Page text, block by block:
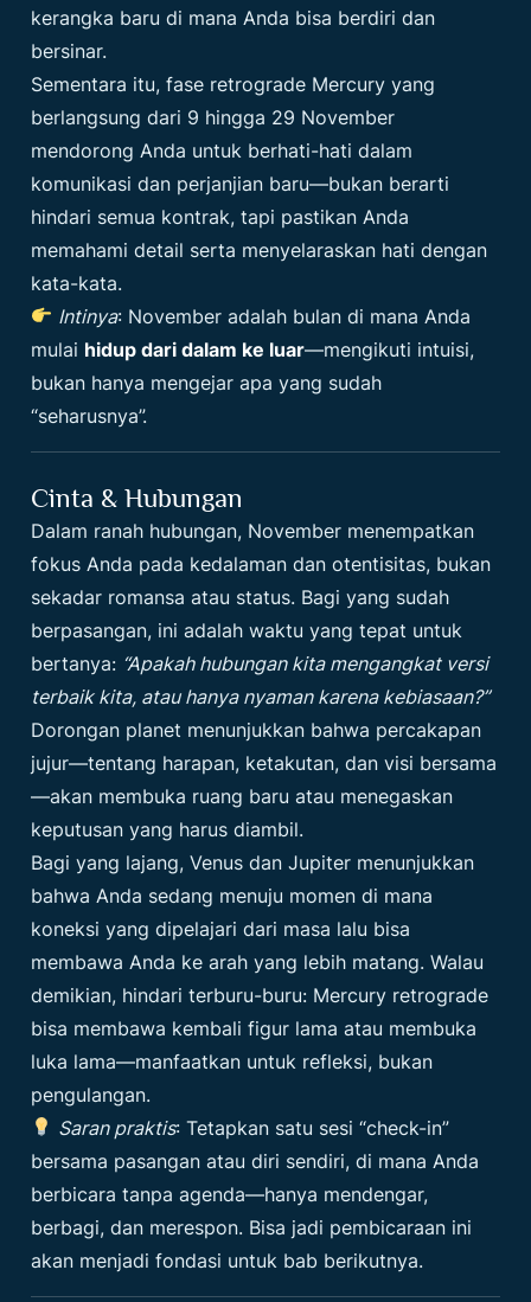
kerangka baru di mana Anda bisa berdiri dan
bersinar.
Sementara itu, fase retrograde Mercury yang
berlangsung dari 9 hingga 29 November
mendorong Anda untuk berhati-hati dalam
komunikasi dan perjanjian baru—bukan berarti
hindari semua kontrak, tapi pastikan Anda
memahami detail serta menyelaraskan hati dengan
kata-kata.
Intinya: November adalah bulan di mana Anda
mulai hidup dari dalam ke luar—mengikuti intuisi,
bukan hanya mengejar apa yang sudah
“seharusnya”.
Cinta & Hubungan
Dalam ranah hubungan, November menempatkan
fokus Anda pada kedalaman dan otentisitas, bukan
sekadar romansa atau status. Bagi yang sudah
berpasangan, ini adalah waktu yang tepat untuk
bertanya: “Apakah hubungan kita mengangkat versi
terbaik kita, atau hanya nyaman karena kebiasaan?”
Dorongan planet menunjukkan bahwa percakapan
jujur—tentang harapan, ketakutan, dan visi bersama
—akan membuka ruang baru atau menegaskan
keputusan yang harus diambil.
Bagi yang lajang, Venus dan Jupiter menunjukkan
bahwa Anda sedang menuju momen di mana
koneksi yang dipelajari dari masa lalu bisa
membawa Anda ke arah yang lebih matang. Walau
demikian, hindari terburu-buru: Mercury retrograde
bisa membawa kembali figur lama atau membuka
luka lama—manfaatkan untuk refleksi, bukan
pengulangan.
Saran praktis: Tetapkan satu sesi “check-in”
bersama pasangan atau diri sendiri, di mana Anda
berbicara tanpa agenda—hanya mendengar,
berbagi, dan merespon. Bisa jadi pembicaraan ini
akan menjadi fondasi untuk bab berikutnya.